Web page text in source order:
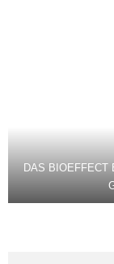
DAS BIOEFFECT